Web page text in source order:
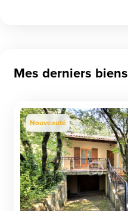
Mes derniers biens
Nouveauté